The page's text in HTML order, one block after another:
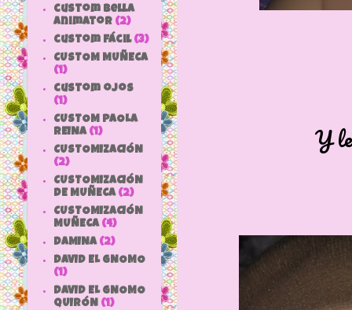
Y
custom bella
animator (2)
custom fácil (3)
CUSTOM MUÑECA
(1)
custom ojos
(1)
CUSTOM PAOLA
REINA (1)
CUSTOMIZACIÓN
(2)
CUSTOMIZACIÓN
DE MUÑECA (2)
CUSTOMIZACIÓN
MUÑECA (4)
DAMINA (2)
DAVID EL GNOMO
(1)
DAVID EL GNOMO
QUIRÓN (1)